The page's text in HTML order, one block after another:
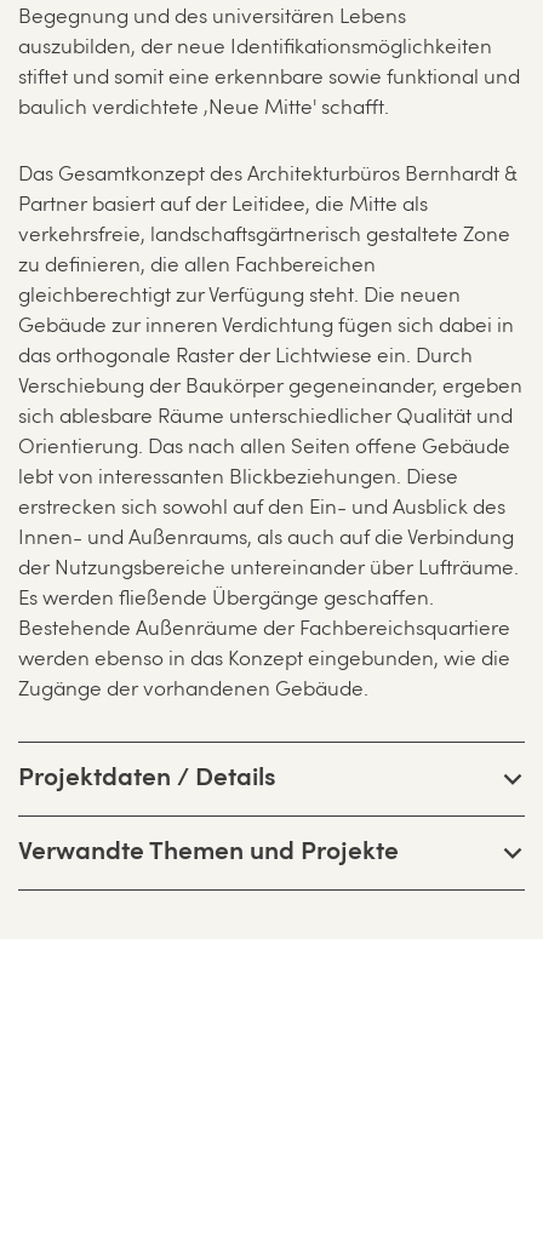
Begegnung und des universitären Lebens
auszubilden, der neue Identifikationsmöglichkeiten
stiftet und somit eine erkennbare sowie funktional und
baulich verdichtete ‚Neue Mitte' schafft.
Das Gesamtkonzept des Architekturbüros Bernhardt &
Partner basiert auf der Leitidee, die Mitte als
verkehrsfreie, landschaftsgärtnerisch gestaltete Zone
zu definieren, die allen Fachbereichen
gleichberechtigt zur Verfügung steht. Die neuen
Gebäude zur inneren Verdichtung fügen sich dabei in
das orthogonale Raster der Lichtwiese ein. Durch
Verschiebung der Baukörper gegeneinander, ergeben
sich ablesbare Räume unterschiedlicher Qualität und
Orientierung. Das nach allen Seiten offene Gebäude
lebt von interessanten Blickbeziehungen. Diese
erstrecken sich sowohl auf den Ein- und Ausblick des
Innen- und Außenraums, als auch auf die Verbindung
der Nutzungsbereiche untereinander über Lufträume.
Es werden fließende Übergänge geschaffen.
Bestehende Außenräume der Fachbereichsquartiere
werden ebenso in das Konzept eingebunden, wie die
Zugänge der vorhandenen Gebäude.
Projektdaten / Details
Verwandte Themen und Projekte